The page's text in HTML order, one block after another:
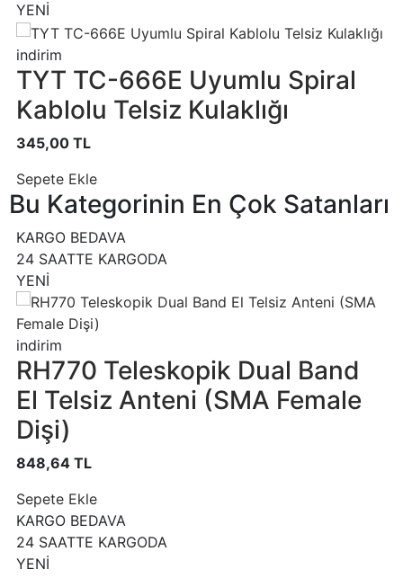
YENİ
indirim
TYT TC-666E Uyumlu Spiral
Kablolu Telsiz Kulaklığı
345,00 TL
Sepete Ekle
Bu Kategorinin En Çok Satanları
KARGO BEDAVA
24 SAATTE KARGODA
YENİ
indirim
RH770 Teleskopik Dual Band
El Telsiz Anteni (SMA Female
Dişi)
848,64 TL
Sepete Ekle
KARGO BEDAVA
24 SAATTE KARGODA
YENİ